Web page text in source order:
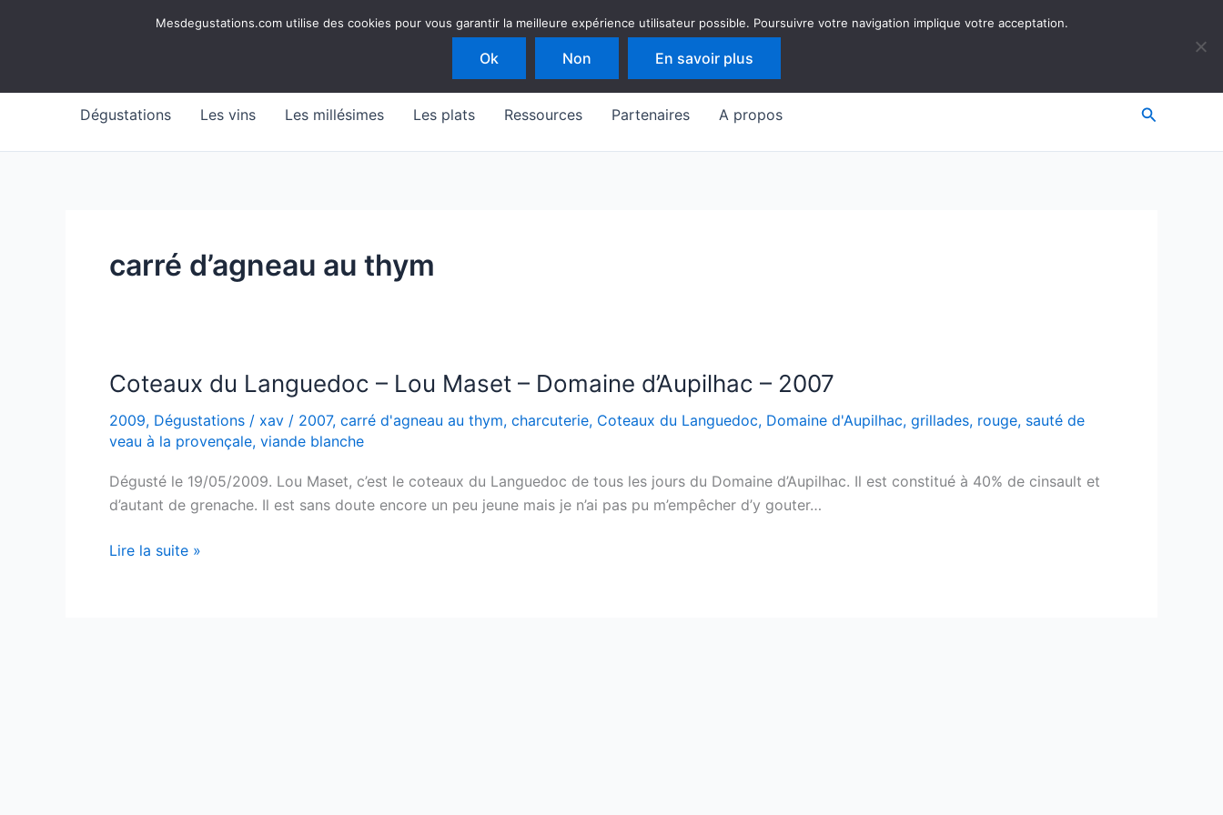
Mesdegustations
Dégustations Les vins Les millésimes Les plats Ressources Partenaires A propos
carré d’agneau au thym
Coteaux du Languedoc – Lou Maset – Domaine d’Aupilhac – 2007
2009, Dégustations / xav / 2007, carré d'agneau au thym, charcuterie, Coteaux du Languedoc, Domaine d'Aupilhac, grillades, rouge, sauté de
veau à la provençale, viande blanche
Dégusté le 19/05/2009. Lou Maset, c’est le coteaux du Languedoc de tous les jours du Domaine d’Aupilhac. Il est constitué à 40% de cinsault et
d’autant de grenache. Il est sans doute encore un peu jeune mais je n’ai pas pu m’empêcher d’y gouter…
Coteaux
Lire la suite »
Mesdegustations.com utilise des cookies pour vous garantir la meilleure expérience utilisateur possible. Poursuivre votre navigation implique votre acceptation.
Ok Non En savoir plus